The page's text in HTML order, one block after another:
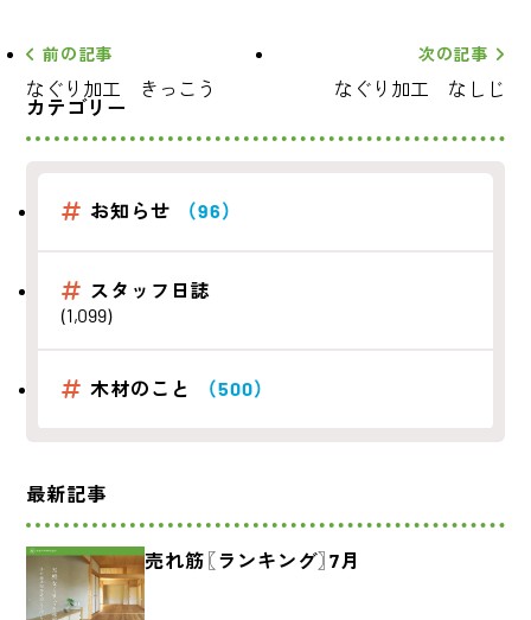
前の記事
なぐり加工 きっこう
次の記事
なぐり加工 なしじ
カテゴリー
お知らせ （96）
スタッフ日誌
(1,099)
木材のこと （500）
最新記事
売れ筋〖ランキング〗7月